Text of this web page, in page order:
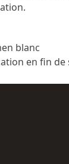
blanc
en fin de